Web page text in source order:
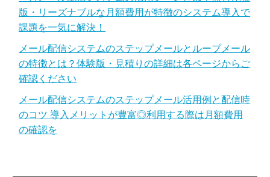
版・リーズナブルな月額費用が特徴のシステム導入で
課題を一気に解決！
メール配信システムのステップメールとループメール
の特徴とは？体験版・見積りの詳細は各ページからご
確認ください
メール配信システムのステップメール活用例と配信時
のコツ 導入メリットが豊富◎利用する際は月額費用
の確認を